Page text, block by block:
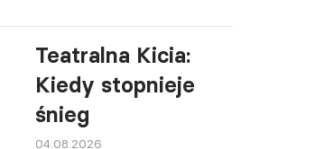
Teatralna Kicia:
Kiedy stopnieje
śnieg
04.08.2026